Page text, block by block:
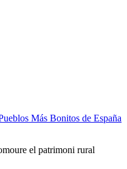
Más Bonitos de España
el patrimoni rural